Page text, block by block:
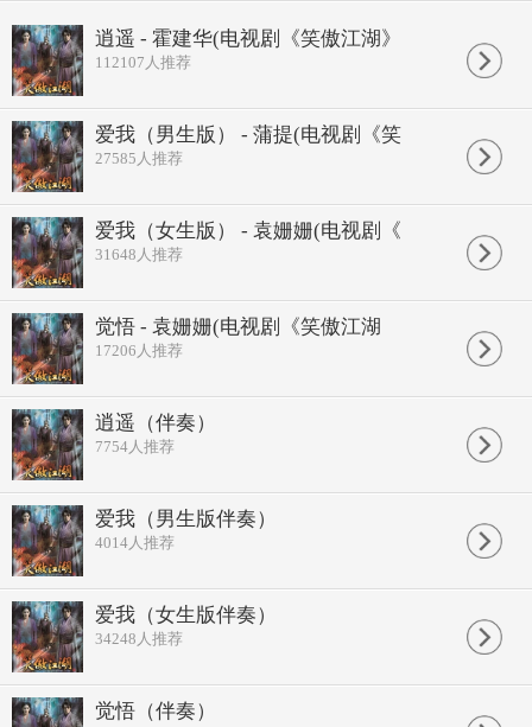
逍遥 - 霍建华(电视剧《笑傲江湖》
112107 人推荐
爱我（男生版） - 蒲提(电视剧《笑
27585 人推荐
爱我（女生版） - 袁姗姗(电视剧《
31648 人推荐
觉悟 - 袁姗姗(电视剧《笑傲江湖
17206 人推荐
逍遥（伴奏）
7754人推荐
爱我（男生版伴奏）
4014人推荐
爱我（女生版伴奏）
34248 人推荐
觉悟（伴奏）